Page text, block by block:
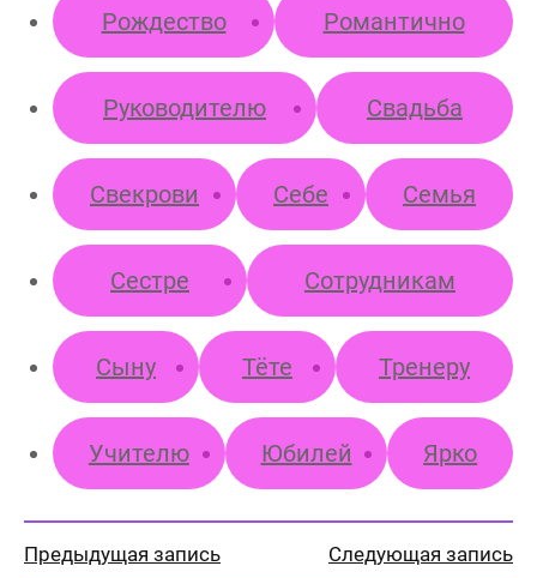
Рождество Романтично
Руководителю Свадьба
Свекрови Себе Семья
Сестре Сотрудникам
Сыну Тёте Тренеру
Учителю Юбилей Ярко
Предыдущая запись Следующая запись